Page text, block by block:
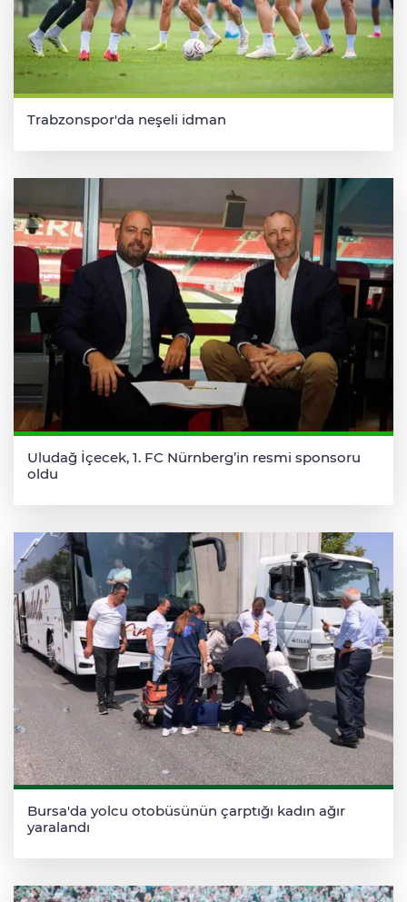
Trabzonspor'da neşeli idman
Uludağ İçecek, 1. FC Nürnberg’in resmi sponsoru
oldu
Bursa'da yolcu otobüsünün çarptığı kadın ağır
yaralandı